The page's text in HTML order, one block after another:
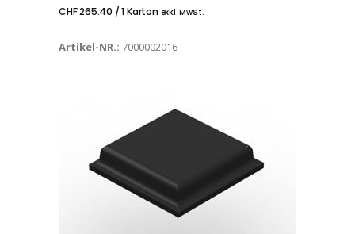
CHF265.40 / 1 Karton exkl. MwSt.
Artikel-NR.: 7000002016